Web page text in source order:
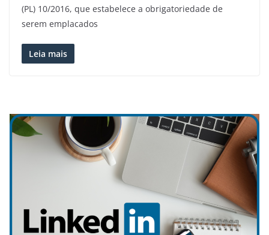
(PL) 10/2016, que estabelece a obrigatoriedade de
serem emplacados
Leia mais